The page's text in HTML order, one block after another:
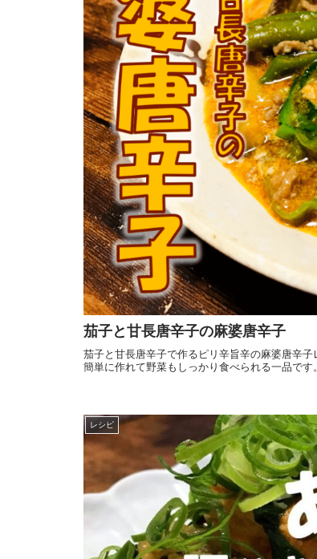
茄子と甘長唐辛子の麻婆唐辛子
茄子と甘長唐辛子で作るピリ辛旨辛の麻婆唐辛
簡単に作れて野菜もしっかり食べられる一品です。
レシピ